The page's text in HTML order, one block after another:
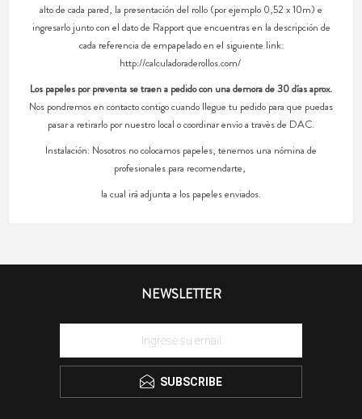
alto de cada pared, la presentación del rollo (por ejemplo 0,52 x 10m) e
ingresarlo junto con el dato de Rapport que encuentras en la descripción de
cada referencia de empapelado en el siguiente link:
http://calculadoraderollos.com/
Los papeles por preventa se traen a pedido con una demora de 30 días aprox.
Nos pondremos en contacto contigo cuando llegue tu pedido para que puedas
pasar a retirarlo por nuestro local o coordinar envío a través de DAC.
Instalación: Nosotros no colocamos papeles, tenemos una nómina de
profesionales para recomendarte,
la cual irá adjunta a los papeles enviados.
NEWSLETTER
SUBSCRIBE